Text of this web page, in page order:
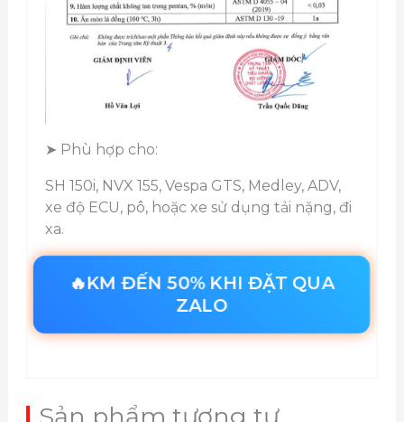
➤ Phù hợp cho:
SH 150i, NVX 155, Vespa GTS, Medley, ADV,
xe độ ECU, pô, hoặc xe sử dụng tải nặng, đi
xa.
🔥KM ĐẾN 50% KHI ĐẶT QUA
ZALO